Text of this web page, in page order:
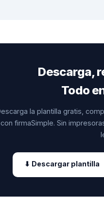
Descarga,
Todo
la plantilla gratis,
con firmaSimple. Sin
⬇ Descargar plantilla